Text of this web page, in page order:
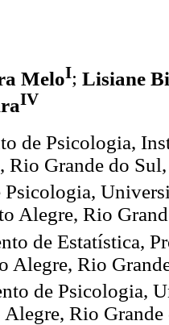
MeloI; Lisiane
IV
de Psicologia,
Rio Grande do
Alegre, Rio
de Estatística,
Alegre, Rio
de Psicologia,
Alegre, Rio